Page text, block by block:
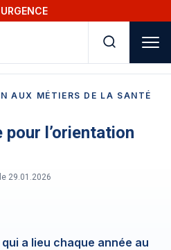
URGENCE
AUX MÉTIERS DE LA SANTÉ
pour l’orientation
29.01.2026
a lieu chaque année au